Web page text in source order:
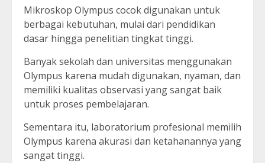
Mikroskop Olympus cocok digunakan untuk
berbagai kebutuhan, mulai dari pendidikan
dasar hingga penelitian tingkat tinggi.
Banyak sekolah dan universitas menggunakan
Olympus karena mudah digunakan, nyaman, dan
memiliki kualitas observasi yang sangat baik
untuk proses pembelajaran.
Sementara itu, laboratorium profesional memilih
Olympus karena akurasi dan ketahanannya yang
sangat tinggi.